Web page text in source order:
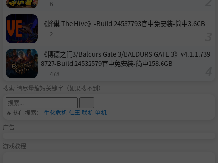
6
《蜂巢 The Hive》-Build 24537793官中免安装-简中3.6GB
2
《博德之门3/Baldurs Gate 3/BALDURS GATE 3》v4.1.1.739
8727-Build 24532579官中免安装-简中158.6GB
478
搜索-请尽量缩短关键字（如果搜不到）
🔥 热门搜索： 生化危机仁王联机单机
广告
游戏教程